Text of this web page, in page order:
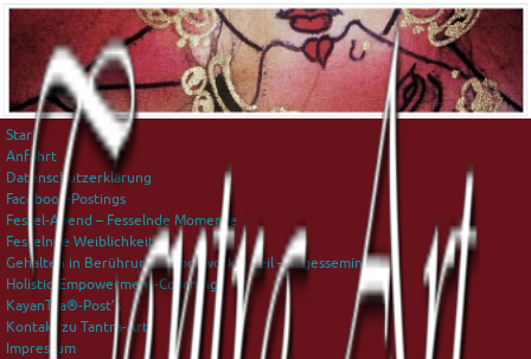
Start
Anfahrt
Datenschutzerklärung
Facebook-Postings
Fessel-Abend – Fesselnde Momente
Fesselnde Weiblichkeit
Gehalten in Berührung – Bodywork & Seil – Tagesseminar
Holistic-Empowerment-Coaching
KayanTra®-Post’s
Kontakt zu Tantra-Art
Impressum